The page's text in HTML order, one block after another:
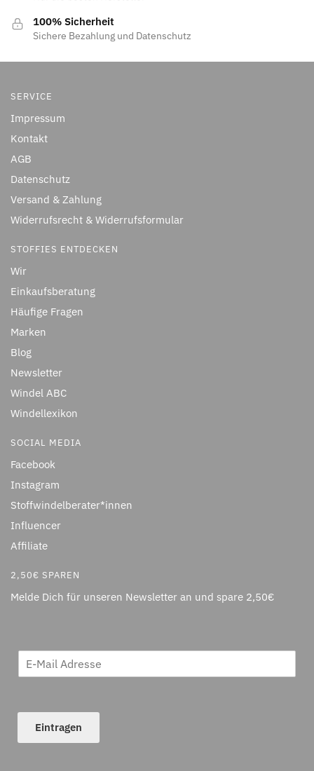
100% Sicherheit
Sichere Bezahlung und Datenschutz
SERVICE
Impressum
Kontakt
AGB
Datenschutz
Versand & Zahlung
Widerrufsrecht & Widerrufsformular
STOFFIES ENTDECKEN
Wir
Einkaufsberatung
Häufige Fragen
Marken
Blog
Newsletter
Windel ABC
Windellexikon
SOCIAL MEDIA
Facebook
Instagram
Stoffwindelberater*innen
Influencer
Affiliate
2,50€ SPAREN
Melde Dich für unseren Newsletter an und spare 2,50€
Eintragen